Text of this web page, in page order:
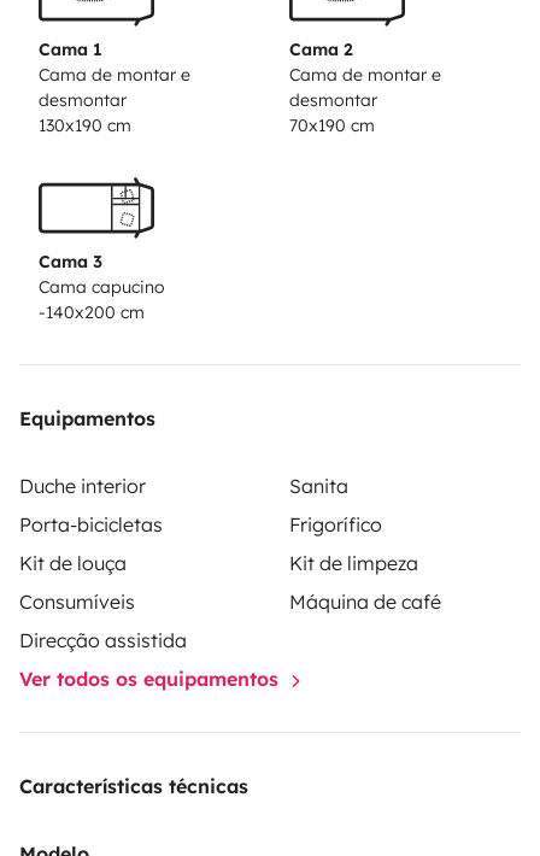
Cama 1
Cama de montar e
desmontar
130x190 cm
Cama 2
Cama de montar e
desmontar
70x190 cm
Cama 3
Cama capucino
-140x200 cm
Equipamentos
Duche interior
Sanita
Porta-bicicletas
Frigorífico
Kit de louça
Kit de limpeza
Consumíveis
Máquina de café
Direcção assistida
Ver todos os equipamentos
Características técnicas